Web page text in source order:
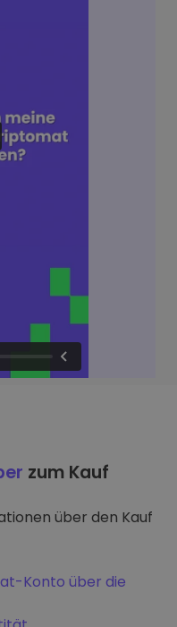
zum Kauf
über den Kauf
Konto über die